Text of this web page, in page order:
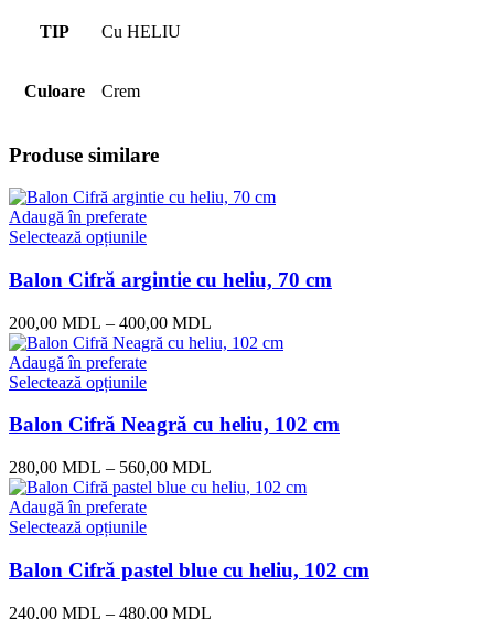
TIP Cu HELIU
Culoare Crem
Produse similare
Adaugă în preferate
Selectează opțiunile
Balon Cifră argintie cu heliu, 70 cm
200,00 MDL – 400,00 MDL
Adaugă în preferate
Selectează opțiunile
Balon Cifră Neagră cu heliu, 102 cm
280,00 MDL – 560,00 MDL
Adaugă în preferate
Selectează opțiunile
Balon Cifră pastel blue cu heliu, 102 cm
240,00 MDL – 480,00 MDL